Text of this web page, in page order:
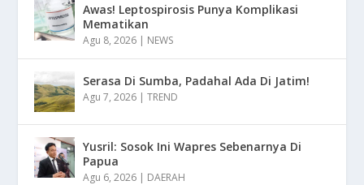
Awas! Leptospirosis Punya Komplikasi
Mematikan
Agu 8, 2026 | NEWS
Serasa Di Sumba, Padahal Ada Di Jatim!
Agu 7, 2026 |TREND
Yusril: Sosok Ini Wapres Sebenarnya Di
Papua
Agu 6, 2026 | DAERAH